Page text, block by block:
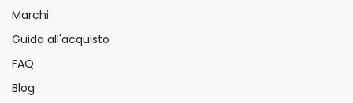
Marchi
Guida all'acquisto
FAQ
Blog